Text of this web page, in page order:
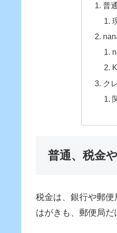
普
ク
普通、税金
税金は、銀行や郵便
はがきも、郵便局だ